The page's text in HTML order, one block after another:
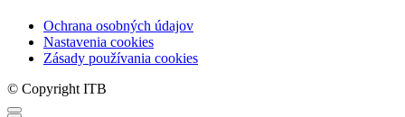
Ochrana osobných údajov
Nastavenia cookies
Zásady používania cookies
© Copyright ITB